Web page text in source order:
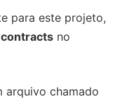
para este projeto,
contracts no
arquivo chamado